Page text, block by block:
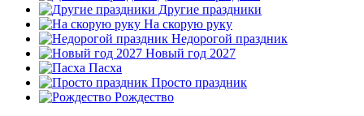
Другие праздники
На скорую руку
Недорогой праздник
Новый год 2027
Пасха
Просто праздник
Рождество